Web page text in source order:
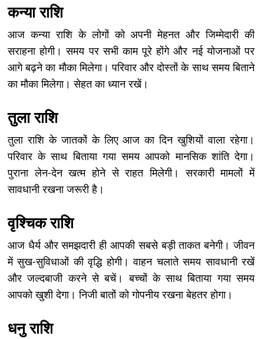
कन्या राशि
आज कन्या राशि के लोगों को अपनी मेहनत और जिम्मेदारी की
सराहना होगी। समय पर सभी काम पूरे होंगे और नई योजनाओं पर
आगे बढ़ने का मौका मिलेगा। परिवार और दोस्तों के साथ समय बिताने
का मौका मिलेगा। सेहत का ध्यान रखें।
तुला राशि
तुला राशि के जातकों के लिए आज का दिन खुशियों वाला रहेगा।
परिवार के साथ बिताया गया समय आपको मानसिक शांति देगा।
पुराना लेन-देन खत्म होने से राहत मिलेगी। सरकारी मामलों में
सावधानी रखना जरूरी है।
वृश्चिक राशि
आज धैर्य और समझदारी ही आपकी सबसे बड़ी ताकत बनेगी। जीवन
में सुख-सुविधाओं की वृद्धि होगी। वाहन चलाते समय सावधानी रखें
और जल्दबाजी करने से बचें। बच्चों के साथ बिताया गया समय
आपको खुशी देगा। निजी बातों को गोपनीय रखना बेहतर होगा।
धनु राशि